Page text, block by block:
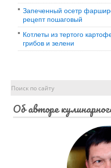
Запеченный осетр
рецепт пошаговый
Котлеты из тертого
грибов и зелени
Об авторе